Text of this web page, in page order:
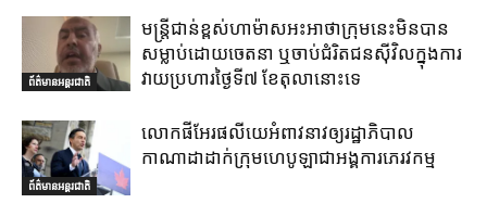
ព័ត៌មានអន្តរជាតិ
មន្ត្រីជាន់ខ្ពស់ហាម៉ាសអះអាថាក្រុមនេះមិនបាន
សម្លាប់ដោយចេតនា ឬចាប់ជំរិតជនស៊ីវិលក្នុងការ
វាយប្រហារថ្ងៃទី៧ ខែតុលានោះទេ
ព័ត៌មានអន្តរជាតិ
លោកផីអែរផលីយេអំពាវនាវឲ្យរដ្ឋាភិបាល
កាណាដាដាក់ក្រុមហេបូឡាជាអង្គការភេរវកម្ម